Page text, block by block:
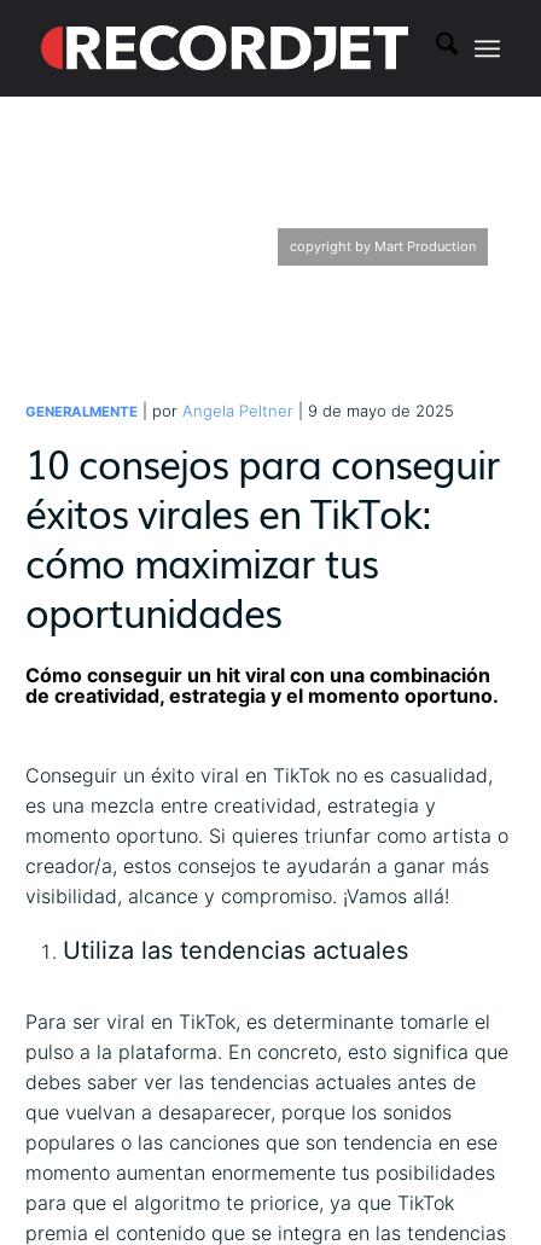
copyright by Mart Production
GENERALMENTE | por Angela Peltner | 9 de mayo de 2025
10 consejos para conseguir
éxitos virales en TikTok:
cómo maximizar tus
oportunidades
Cómo conseguir un hit viral con una combinación
de creatividad, estrategia y el momento oportuno.
Conseguir un éxito viral en TikTok no es casualidad,
es una mezcla entre creatividad, estrategia y
momento oportuno. Si quieres triunfar como artista o
creador/a, estos consejos te ayudarán a ganar más
visibilidad, alcance y compromiso. ¡Vamos allá!
Utiliza las tendencias actuales
Para ser viral en TikTok, es determinante tomarle el
pulso a la plataforma. En concreto, esto significa que
debes saber ver las tendencias actuales antes de
que vuelvan a desaparecer, porque los sonidos
populares o las canciones que son tendencia en ese
momento aumentan enormemente tus posibilidades
para que el algoritmo te priorice, ya que TikTok
premia el contenido que se integra en las tendencias